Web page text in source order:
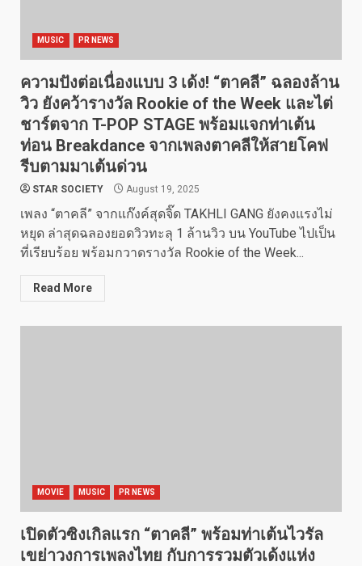
MUSIC PR NEWS
ความปังต่อเนื่องแบบ 3 เด้ง! “ตาคลี” ฉลองล้าน
วิว ยังคว้ารางวัล Rookie of the Week และไต่
ชาร์ตจาก T-POP STAGE พร้อมแจกท่าเต้น
ท่อน Breakdance จากเพลงตาคลีให้สายโคฟ
รีบตามมาเต้นด่วน
STAR SOCIETY August 19, 2025
เพลง “ตาคลี” จากแก๊งค์สุดจิ๊ด TAKHLI GANG ยังคงแรงไม่
หยุด ล่าสุดฉลองยอดวิวทะลุ 1 ล้านวิว บน YouTube ไปเป็น
ที่เรียบร้อย พร้อมกวาดรางวัล Rookie of the Week...
Read More
MOVIE MUSIC PR NEWS
เปิดตัวซิงเกิลแรก “ตาคลี” พร้อมท่าเต้นไวรัล
เขย่าวงการเพลงไทย กับการรวมตัวเด้งแห่ง